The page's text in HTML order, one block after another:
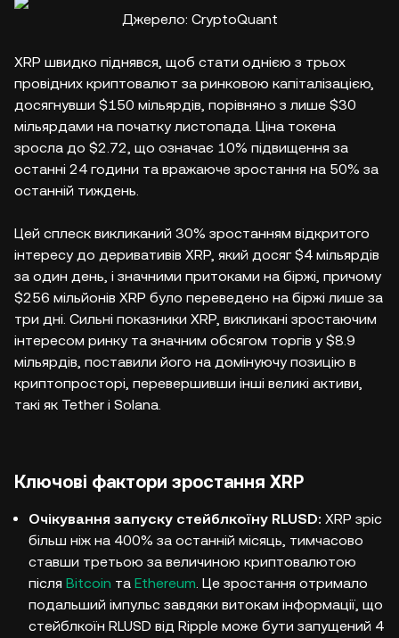
Джерело: CryptoQuant
XRP швидко піднявся, щоб стати однією з трьох
провідних криптовалют за ринковою капіталізацією,
досягнувши $150 мільярдів, порівняно з лише $30
мільярдами на початку листопада. Ціна токена
зросла до $2.72, що означає 10% підвищення за
останні 24 години та вражаюче зростання на 50% за
останній тиждень.
Цей сплеск викликаний 30% зростанням відкритого
інтересу до деривативів XRP, який досяг $4 мільярдів
за один день, і значними притоками на біржі, причому
$256 мільйонів XRP було переведено на біржі лише за
три дні. Сильні показники XRP, викликані зростаючим
інтересом ринку та значним обсягом торгів у $8.9
мільярдів, поставили його на домінуючу позицію в
криптопросторі, перевершивши інші великі активи,
такі як Tether і Solana.
Ключові фактори зростання XRP
Очікування запуску стейблкоїну RLUSD: XRP зріс
більш ніж на 400% за останній місяць, тимчасово
ставши третьою за величиною криптовалютою
після Bitcoin та Ethereum. Це зростання отримало
подальший імпульс завдяки витокам інформації, що
стейблкоїн RLUSD від Ripple може бути запущений 4